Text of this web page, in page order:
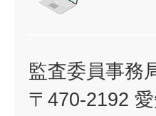
監査委員事務
〒470-2192